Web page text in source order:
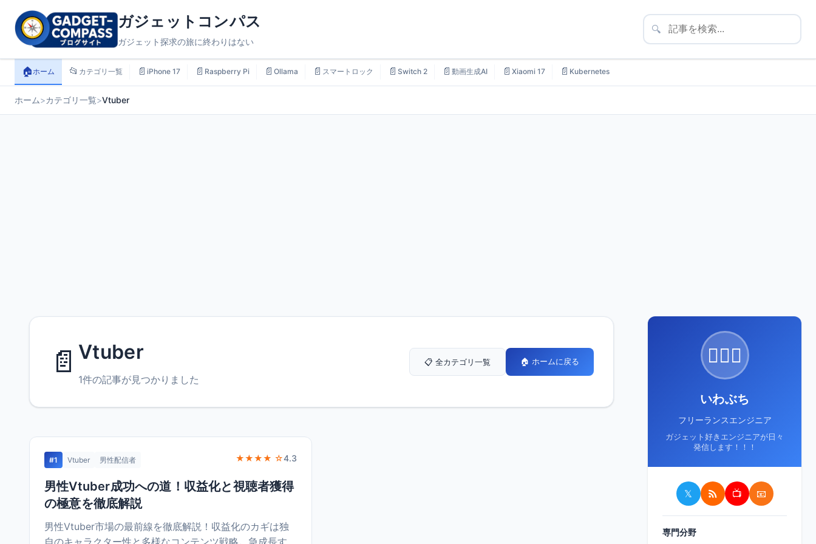
ガジェットコンパス
ガジェット探求の旅に終わりはない
🔍
🏠ホーム 📂 カテゴリ一覧 📄 iPhone 17 📄 Raspberry Pi 📄 Ollama 📄 スマートロック 📄 Switch 2 📄 動画生成AI 📄 Xiaomi 17 📄 Kubernetes
ホーム>カテゴリ一覧>Vtuber
📄 Vtuber
1件の記事が見つかりました
📋 全カテゴリ一覧 🏠 ホームに戻る
#1 Vtuber 男性配信者 ★★★★ ☆4.3
男性Vtuber成功への道！収益化と視聴者獲得
の極意を徹底解説
男性Vtuber市場の最前線を徹底解説！収益化のカギは独
自のキャラクター性と多様なコンテンツ戦略。急成長す
🙋🏻‍♂️
いわぶち
フリーランスエンジニア
ガジェット好きエンジニアが日々
発信します！！！
𝕏 📺 📧
専門分野